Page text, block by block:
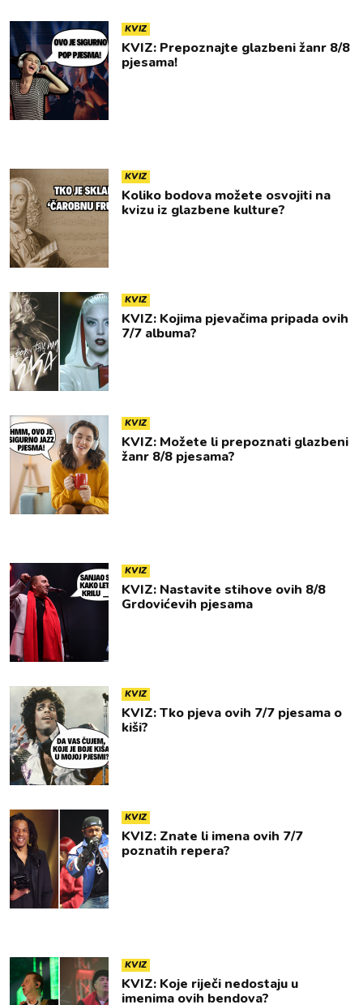
KVIZ
KVIZ: Prepoznajte glazbeni žanr 8/8
pjesama!
KVIZ
Koliko bodova možete osvojiti na
kvizu iz glazbene kulture?
KVIZ
KVIZ: Kojima pjevačima pripada ovih
7/7 albuma?
KVIZ
KVIZ: Možete li prepoznati glazbeni
žanr 8/8 pjesama?
KVIZ
KVIZ: Nastavite stihove ovih 8/8
Grdovićevih pjesama
KVIZ
KVIZ: Tko pjeva ovih 7/7 pjesama o
kiši?
KVIZ
KVIZ: Znate li imena ovih 7/7
poznatih repera?
KVIZ
KVIZ: Koje riječi nedostaju u
imenima ovih bendova?